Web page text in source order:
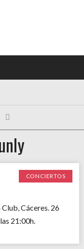
CONCIERTOS
Cáceres. 26
21:00h.